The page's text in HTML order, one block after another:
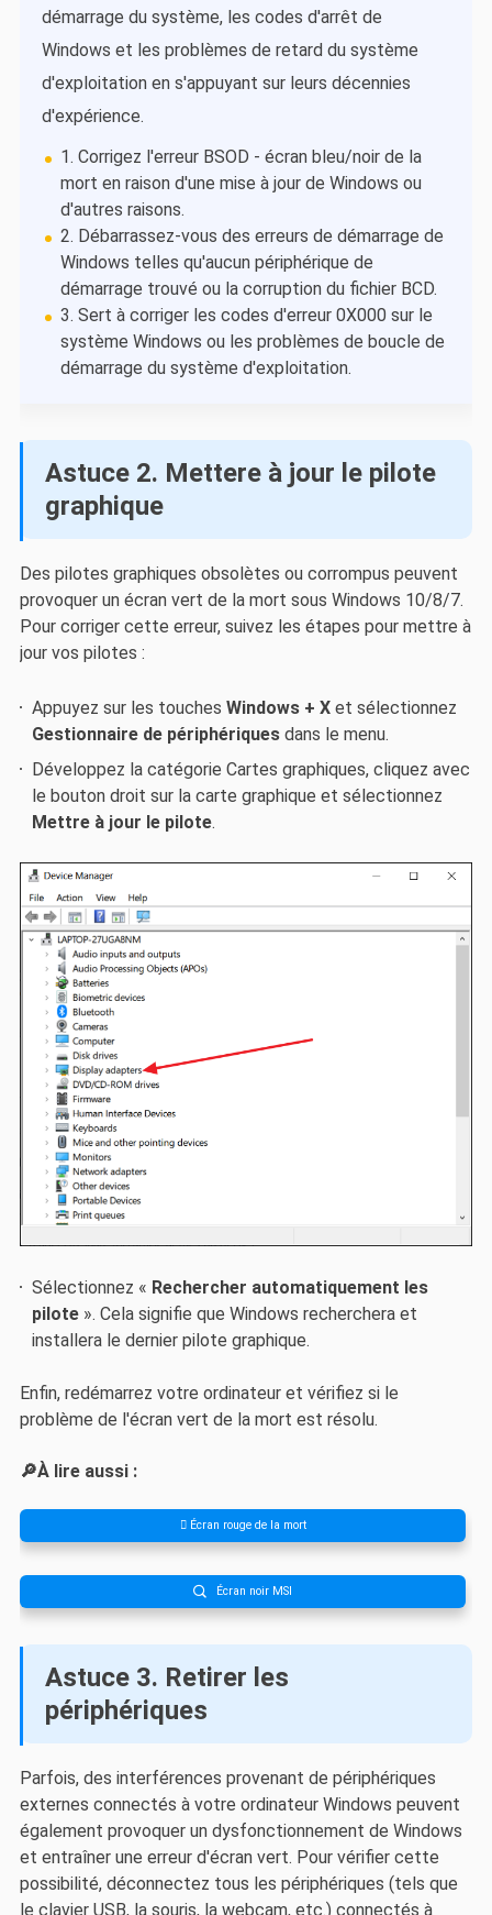
démarrage du système, les codes d'arrêt de
Windows et les problèmes de retard du système
d'exploitation en s'appuyant sur leurs décennies
d'expérience.
1. Corrigez l'erreur BSOD - écran bleu/noir de la
mort en raison d'une mise à jour de Windows ou
d'autres raisons.
2. Débarrassez-vous des erreurs de démarrage de
Windows telles qu'aucun périphérique de
démarrage trouvé ou la corruption du fichier BCD.
3. Sert à corriger les codes d'erreur 0X000 sur le
système Windows ou les problèmes de boucle de
démarrage du système d'exploitation.
Astuce 2. Mettere à jour le pilote
graphique
Des pilotes graphiques obsolètes ou corrompus peuvent
provoquer un écran vert de la mort sous Windows 10/8/7.
Pour corriger cette erreur, suivez les étapes pour mettre à
jour vos pilotes :
Appuyez sur les touchesWindows + X et sélectionnez
Gestionnaire de périphériques dans le menu.
Développez la catégorie Cartes graphiques, cliquez avec
le bouton droit sur la carte graphique et sélectionnez
Mettre à jour le pilote.
Sélectionnez « Rechercher automatiquement les
pilote ». Cela signifie que Windows recherchera et
installera le dernier pilote graphique.
Enfin, redémarrez votre ordinateur et vérifiez si le
problème de l'écran vert de la mort est résolu.
🔎À lire aussi :
 Écran rouge de la mort
 Écran noir MSI
Astuce 3. Retirer les
périphériques
Parfois, des interférences provenant de périphériques
externes connectés à votre ordinateur Windows peuvent
également provoquer un dysfonctionnement de Windows
et entraîner une erreur d'écran vert. Pour vérifier cette
possibilité, déconnectez tous les périphériques (tels que
le clavier USB, la souris, la webcam, etc.) connectés à